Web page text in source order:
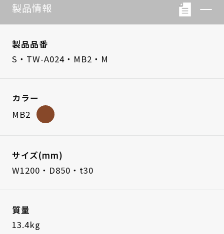
製品情報
製品品番
S・TW-A024・MB2・M
カラー
MB2
サイズ(mm)
W1200・D850・t30
質量
13.4kg